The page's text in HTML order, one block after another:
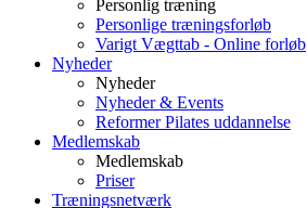
Personlig træning
Personlige træningsforløb
Varigt Vægttab - Online forløb
Nyheder
Nyheder
Nyheder & Events
Reformer Pilates uddannelse
Medlemskab
Medlemskab
Priser
Træningsnetværk